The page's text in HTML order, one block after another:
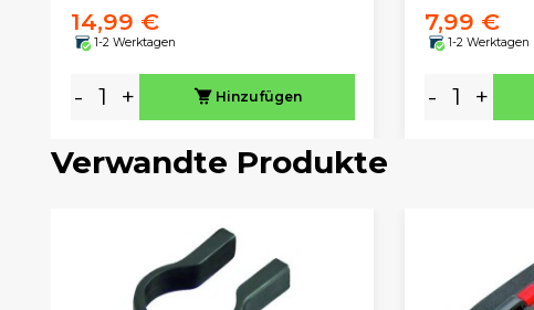
14,99 €
1-2 Werktagen
- + Hinzufügen
7,99 €
1-2 Werktagen
- +
Verwandte Produkte